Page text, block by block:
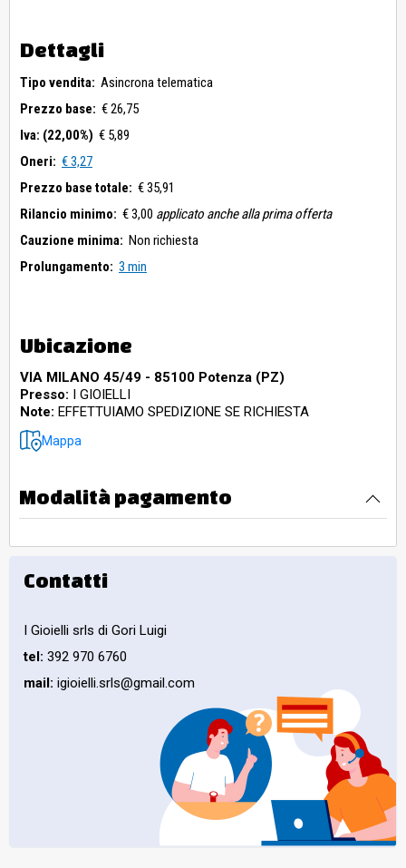
Dettagli
Tipo vendita: Asincrona telematica
Prezzo base: € 26,75
Iva: (22,00%) € 5,89
Oneri: € 3,27
Prezzo base totale: € 35,91
Rilancio minimo: € 3,00 applicato anche alla prima offerta
Cauzione minima: Non richiesta
Prolungamento: 3 min
Ubicazione
VIA MILANO 45/49 - 85100 Potenza (PZ)
Presso: I GIOIELLI
Note: EFFETTUIAMO SPEDIZIONE SE RICHIESTA
Mappa
Modalità pagamento
Contatti
I Gioielli srls di Gori Luigi
tel: 392 970 6760
mail: igioielli.srls@gmail.com